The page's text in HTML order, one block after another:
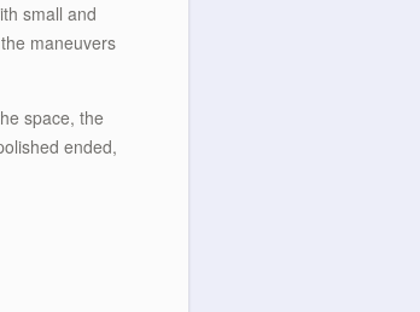
small and
maneuvers
space, the
ended,